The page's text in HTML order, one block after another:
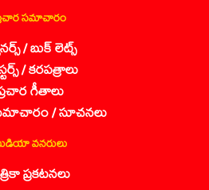
సమాచారం
/ బుక్ లెట్స్
/ కరపత్రాలు
గీతాలు
/ సూచనలు
వనరులు
ప్రకటనలు